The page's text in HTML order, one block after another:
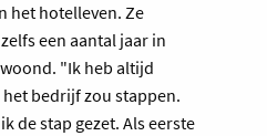
het hotelleven. Ze
een aantal jaar in
"Ik heb altijd
bedrijf zou stappen.
de stap gezet. Als eerste